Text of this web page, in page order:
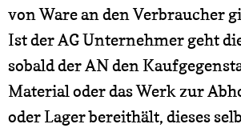
von Ware an den Verbraucher
Ist der AG Unternehmer geht
sobald der AN den
Material oder das Werk zur
oder Lager bereithält, dieses